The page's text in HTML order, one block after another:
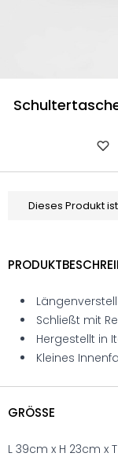
Schultertasche
Dieses Produkt
Schließt mit
Hergestellt in
Kleines
GRÖSSE
L 39cm x H 23cm x